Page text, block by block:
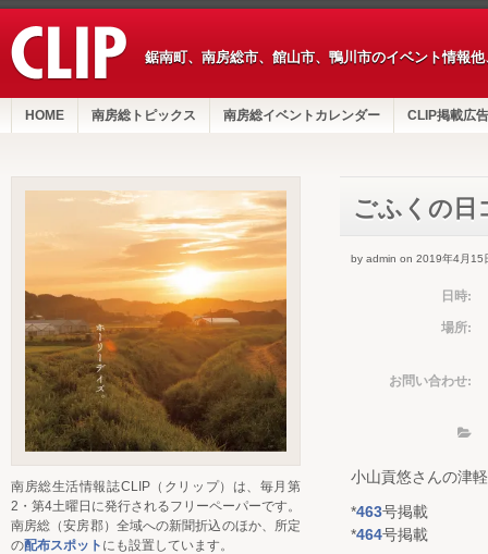
鋸南町、南房総市、館山市、鴨川市のイベント情報
HOME 南房総トピックス 南房総イベントカレンダー CLIP掲載広告
ごふくの日
by admin on 2019年4月15
日時:
場所:
お問い合わせ:
小山貢悠さんの津
*463号掲載
*464号掲載
南房総生活情報誌CLIP（クリップ）は、毎月第
2・第4土曜日に発行されるフリーペーパーです。
南房総（安房郡）全域への新聞折込のほか、所定
の配布スポット にも設置しています。